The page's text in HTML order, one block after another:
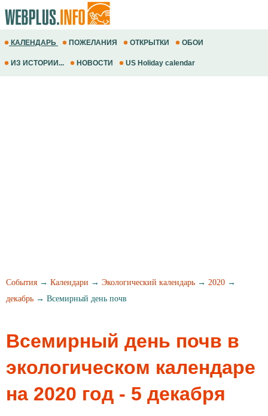
КАЛЕНДАРЬ ПОЖЕЛАНИЯ ОТКРЫТКИ ОБОИ
ИЗ ИСТОРИИ... НОВОСТИ US Holiday calendar
События → Календари → Экологический календарь → 2020 →
декабрь → Всемирный день почв
Всемирный день почв в
экологическом календаре
на 2020 год - 5 декабря